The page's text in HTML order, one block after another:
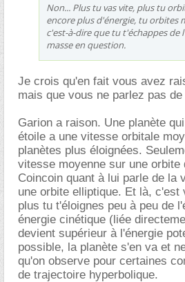
Non... Plus tu vas vite, plus tu
encore plus d'énergie, tu orbites
c'est-à-dire que tu t'échappes de
masse en question.
Je crois qu'en fait vous avez
mais que vous ne parlez pas
Garion a raison. Une planète
étoile a une vitesse orbitale
planètes plus éloignées.
vitesse moyenne sur une orbite
Coincoin quant à lui parle de la
une orbite elliptique. Et là,
plus tu t'éloignes peu à peu de
énergie cinétique (liée
devient supérieur à l'énergie
possible, la planète s'en va et
qu'on observe pour certaines
de trajectoire hyperbolique.